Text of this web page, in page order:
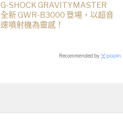
G-SHOCK GRAVITYMASTER
全新 GWR-B3000 登場，以超音
速噴射機為靈感！
Recommended by